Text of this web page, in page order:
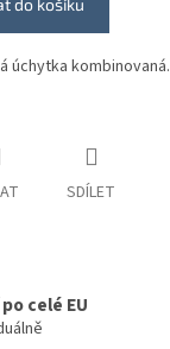
do košíku
úchytka kombinovaná.
SDÍLET
celé EU